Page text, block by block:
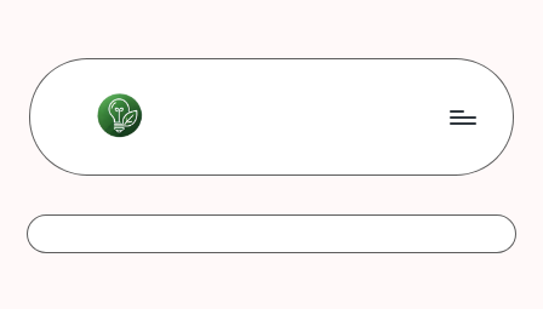
content
L
e
s
astuces